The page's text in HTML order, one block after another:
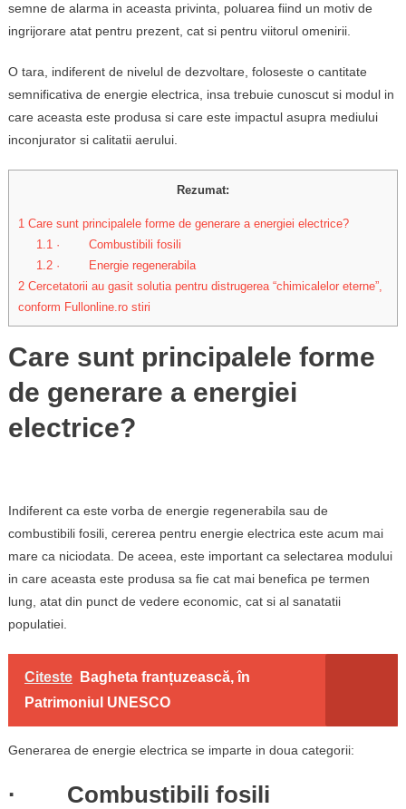
semne de alarma in aceasta privinta, poluarea fiind un motiv de
ingrijorare atat pentru prezent, cat si pentru viitorul omenirii.
O tara, indiferent de nivelul de dezvoltare, foloseste o cantitate
semnificativa de energie electrica, insa trebuie cunoscut si modul in
care aceasta este produsa si care este impactul asupra mediului
inconjurator si calitatii aerului.
Rezumat:
1 Care sunt principalele forme de generare a energiei electrice?
1.1 · Combustibili fosili
1.2· Energie regenerabila
2Cercetatorii au gasit solutia pentru distrugerea “chimicalelor eterne”,
conform Fullonline.ro stiri
Care sunt principalele forme
de generare a energiei
electrice?
Indiferent ca este vorba de energie regenerabila sau de
combustibili fosili, cererea pentru energie electrica este acum mai
mare ca niciodata. De aceea, este important ca selectarea modului
in care aceasta este produsa sa fie cat mai benefica pe termen
lung, atat din punct de vedere economic, cat si al sanatatii
populatiei.
Citeste
Bagheta franțuzească, în
Patrimoniul UNESCO
Generarea de energie electrica se imparte in doua categorii:
· Combustibili fosili